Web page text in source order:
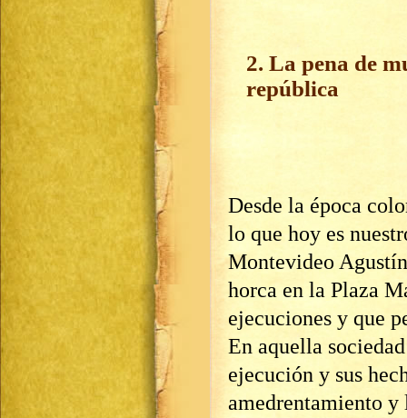
2. La pena de
república
Desde la época
lo que hoy es
Montevideo
horca en la Plaza
ejecuciones y que
En aquella
ejecución y sus
amedrentamiento y